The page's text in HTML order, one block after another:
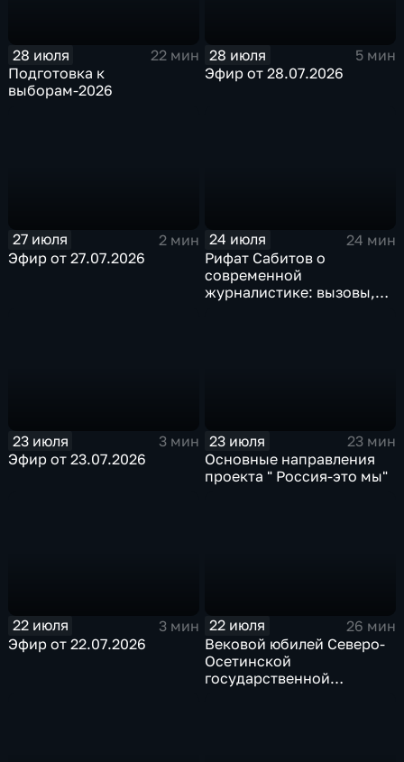
28 июля
22 мин
Подготовка к
выборам-2026
28 июля
5 мин
Эфир от 28.07.2026
27 июля
2 мин
Эфир от 27.07.2026
24 июля
24 мин
Рифат Сабитов о
современной
журналистике: вызовы,
23 июля
3 мин
Эфир от 23.07.2026
23 июля
23 мин
Основные направления
проекта " Россия-это мы"
22 июля
3 мин
Эфир от 22.07.2026
22 июля
26 мин
Вековой юбилей Северо-
Осетинской
государственной